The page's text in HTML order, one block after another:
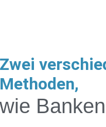
Zwei
Methoden,
wie